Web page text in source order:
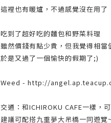
這裡也有暖爐，不過感覺沒在用了
吃到了超好吃的麵包和野菜料理
雖然價錢有點少貴，但我覺得相當
於是又過了一個愉快的假期了;)
Weed - http://
交通：和ICHIROKU CAFE一樣，
建議可配搭九重夢大吊橋一同遊覽